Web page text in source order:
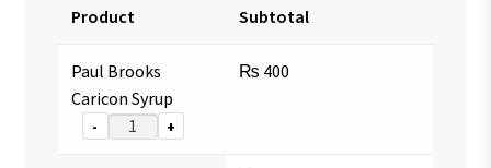
Product Subtotal
Paul Brooks
Caricon Syrup
- +
₨ 400